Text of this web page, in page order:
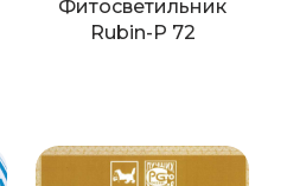
Фитосветильник
Rubin-P 72